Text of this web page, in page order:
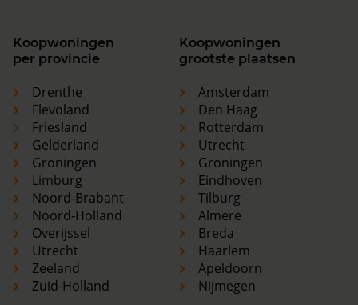
Koopwoningen
per provincie
Drenthe
Flevoland
Friesland
Gelderland
Groningen
Limburg
Noord-Brabant
Noord-Holland
Overijssel
Utrecht
Zeeland
Zuid-Holland
Koopwoningen
grootste plaatsen
Amsterdam
Den Haag
Rotterdam
Utrecht
Groningen
Eindhoven
Tilburg
Almere
Breda
Haarlem
Apeldoorn
Nijmegen